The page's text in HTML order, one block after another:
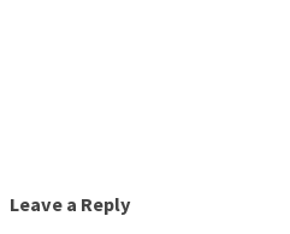
Leave a Reply